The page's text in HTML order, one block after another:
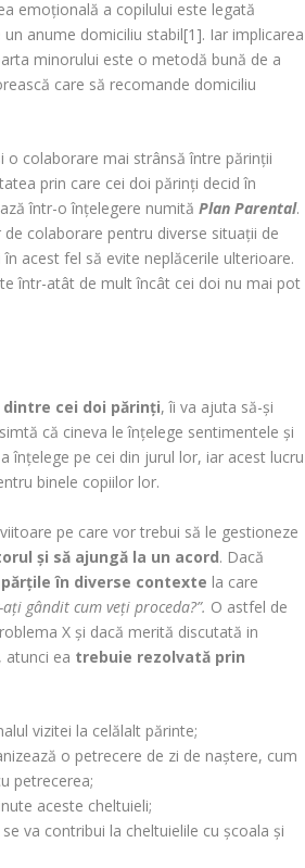
emoțională a copilului este legată
un anume domiciliu stabil[1]. Iar implicarea
minorului este o metodă bună de a
care să recomande domiciliu
o colaborare mai strânsă între părinții
prin care cei doi părinți decid în
într-o înțelegere numită Plan Parental.
colaborare pentru diverse situații de
acest fel să evite neplăcerile ulterioare.
într-atât de mult încât cei doi nu mai pot
cei doi părinți, îi va ajuta să-și
că cineva le înțelege sentimentele și
înțelege pe cei din jurul lor, iar acest lucru
binele copiilor lor.
pe care vor trebui să le gestioneze
și să ajungă la un acord. Dacă
în diverse contexte la care
gândit cum veți proceda?”. O astfel de
X și dacă merită discutată in
atunci ea trebuie rezolvată prin
vizitei la celălalt părinte;
o petrecere de zi de naștere, cum
petrecerea;
aceste cheltuieli;
va contribui la cheltuielile cu școala și